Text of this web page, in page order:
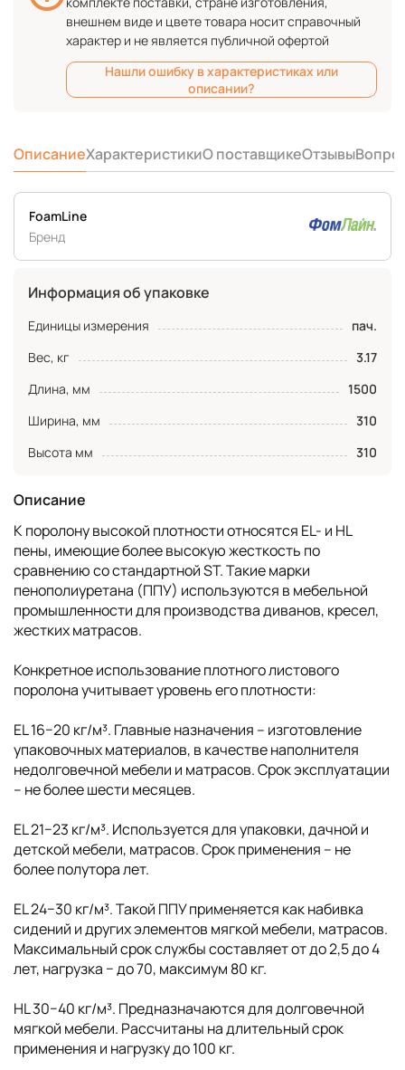
внешнем виде и цвете товара носит справочный
характер и не является публичной офертой
Нашли ошибку в характеристиках или
описании?
ОписаниеХарактеристикиО поставщикеОтзывы
Описание
К поролону высокой плотности относятся EL- и HL
пены, имеющие более высокую жесткость по
сравнению со стандартной ST. Такие марки
пенополиуретана (ППУ) используются в мебельной
промышленности для производства диванов, кресел,
жестких матрасов.
Конкретное использование плотного листового
поролона учитывает уровень его плотности:
EL 16−20 кг/м³. Главные назначения – изготовление
упаковочных материалов, в качестве наполнителя
недолговечной мебели и матрасов. Срок эксплуатации
– не более шести месяцев.
EL 21−23 кг/м³. Используется для упаковки, дачной и
детской мебели, матрасов. Срок применения – не
более полутора лет.
EL 24−30 кг/м³. Такой ППУ применяется как набивка
сидений и других элементов мягкой мебели, матрасов.
Максимальный срок службы составляет от до 2,5 до 4
лет, нагрузка − до 70, максимум 80 кг.
HL 30−40 кг/м³. Предназначаются для долговечной
мягкой мебели. Рассчитаны на длительный срок
применения и нагрузку до 100 кг.
FoamLine
Бренд
Информация об упаковке
Единицы измерения
пач.
Вес, кг
3.17
Длина, мм
1500
Ширина, мм
310
Высота мм
310